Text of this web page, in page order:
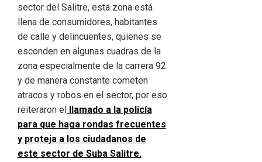
sector del Salitre, esta zona está
llena de consumidores, habitantes
de calle y delincuentes, quienes se
esconden en algunas cuadras de la
zona especialmente de la carrera 92
y de manera constante cometen
atracos y robos en el sector, por eso
reiteraron elllamado a la policía
para que haga rondas frecuentes
y proteja a los ciudadanos de
este sector de Suba Salitre.